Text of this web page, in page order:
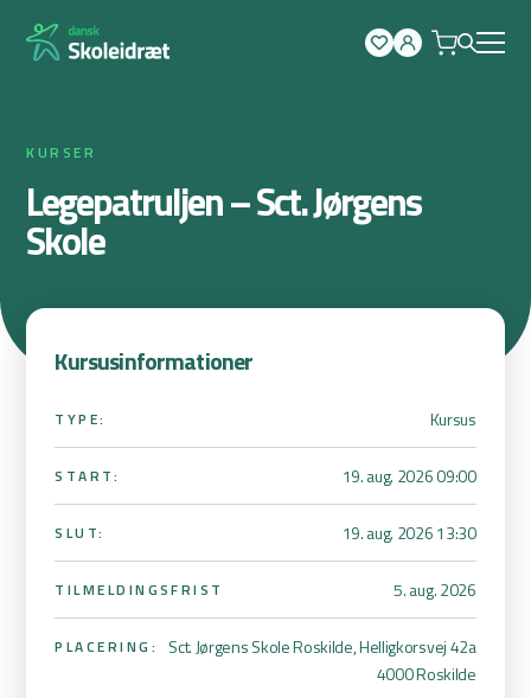
KURSER
Legepatruljen – Sct. Jørgens
Skole
Kursusinformationer
TYPE: Kursus
START: 19. aug. 2026 09:00
SLUT: 19. aug. 2026 13:30
TILMELDINGSFRIST 5. aug. 2026
PLACERING:
Sct. Jørgens Skole Roskilde, Helligkorsvej 42a
4000 Roskilde